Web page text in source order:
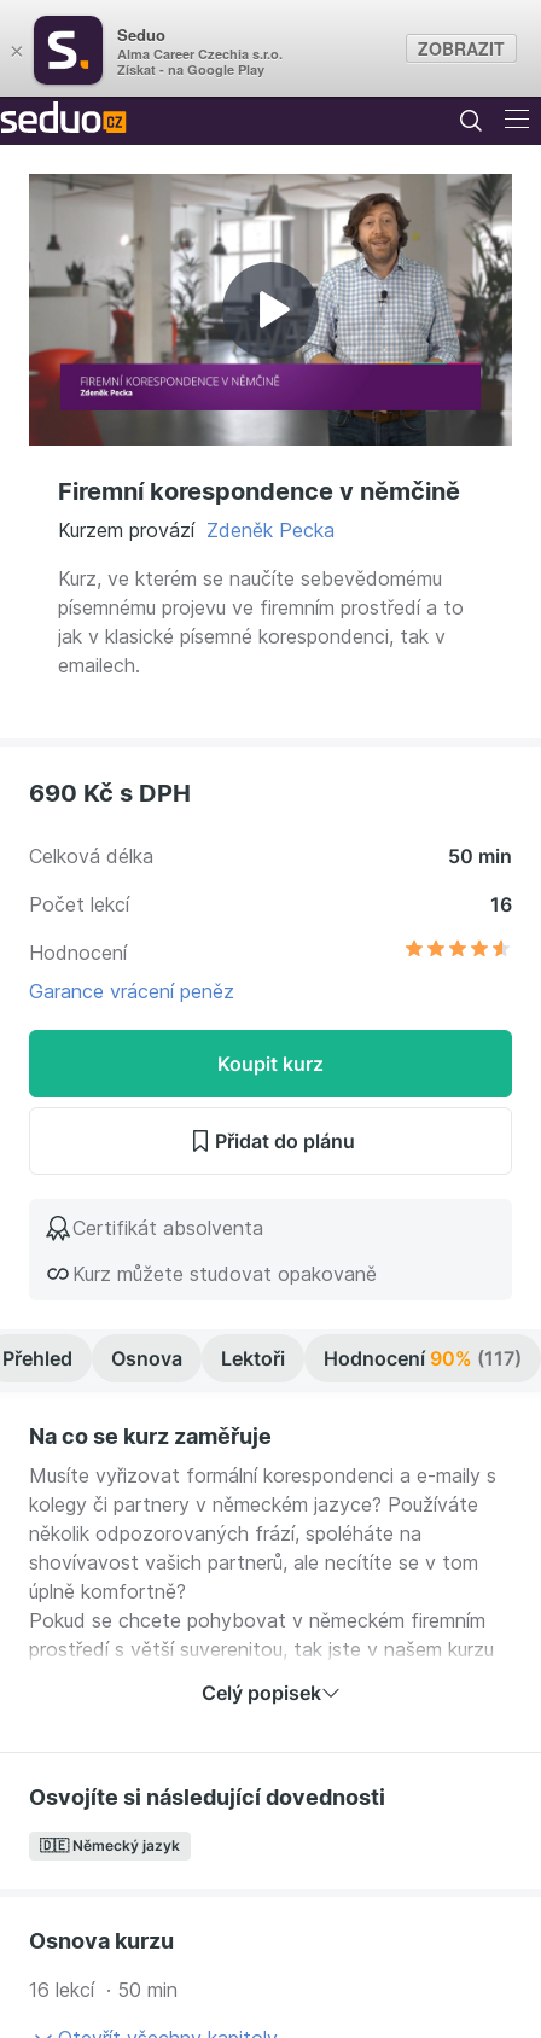
Přehrát
video
Firemní korespondence v němčině
Kurzem provází Zdeněk Pecka
Kurz, ve kterém se naučíte sebevědomému
písemnému projevu ve firemním prostředí a to
jak v klasické písemné korespondenci, tak v
emailech.
690 Kč s DPH
Celková délka
50 min
Počet lekcí
16
Hodnocení
Garance vrácení peněz
Koupit kurz
Přidat do plánu
Certifikát absolventa
Kurz můžete studovat opakovaně
Přehled Osnova Lektoři Hodnocení 90% (117)
Na co se kurz zaměřuje
Musíte vyřizovat formální korespondenci a e-maily s
kolegy či partnery v německém jazyce? Používáte
několik odpozorovaných frází, spoléháte na
shovívavost vašich partnerů, ale necítíte se v tom
úplně komfortně?
Pokud se chcete pohybovat v německém firemním
prostředí s větší suverenitou, tak jste v našem kurzu
emailingu
Často užívané a zároveň očekávané fráze
Správnému rozvržení obchodního dopisu podle
Možnostem, jak správně oslovit adresáta
Jak bezchybně uvést záležitost
Celý popisek
Osvojíte si následující dovednosti
🇩🇪 Německý jazyk
Osnova kurzu
16 lekcí · 50 min
×
Seduo
Alma Career Czechia s.r.o.
Získat - na Google Play
ZOBRAZIT